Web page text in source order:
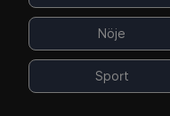
Nöje
Sport